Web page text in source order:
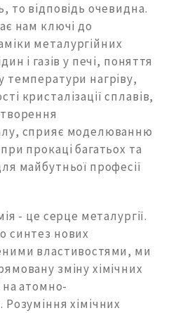
то відповідь очевидна.
нам ключі до
металургійних
і газів у печі, поняття
температури нагріву,
кристалізації сплавів,
сприяє моделюванню
прокаці багатьох та
майбутньої професії
- це серце металургії.
синтез нових
властивостями, ми
зміну хімічних
на атомно-
хімічних